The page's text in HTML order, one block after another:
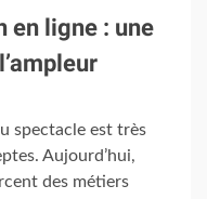
en ligne : une
spectacle est très
Aujourd’hui,
des métiers